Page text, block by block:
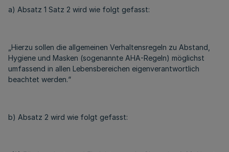
a) Absatz 1 Satz 2 wird wie folgt gefasst:
„Hierzu sollen die allgemeinen Verhaltensregeln zu Abstand,
Hygiene und Masken (sogenannte AHA-Regeln) möglichst
umfassend in allen Lebensbereichen eigenverantwortlich
beachtet werden.“
b) Absatz 2 wird wie folgt gefasst: